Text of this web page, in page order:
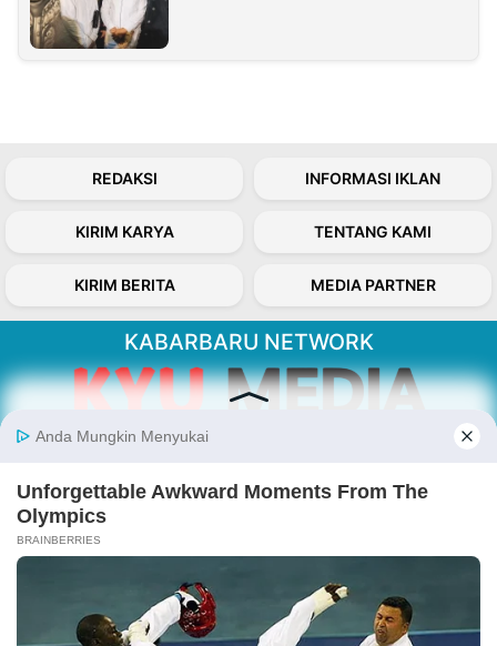
REDAKSI INFORMASI IKLAN
KIRIM KARYA TENTANG KAMI
KIRIM BERITA MEDIA PARTNER
KABARBARU NETWORK
Follow Kabarbaru